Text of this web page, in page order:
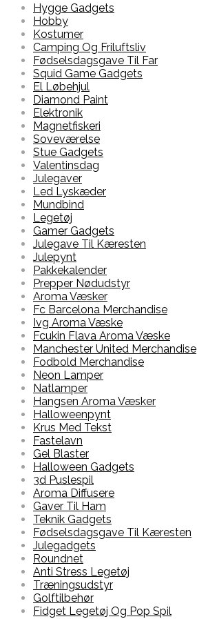
Hygge Gadgets
Hobby
Kostumer
Camping Og Friluftsliv
Fødselsdagsgave Til Far
Squid Game Gadgets
El Løbehjul
Diamond Paint
Elektronik
Magnetfiskeri
Soveværelse
Stue Gadgets
Valentinsdag
Julegaver
Led Lyskæder
Mundbind
Legetøj
Gamer Gadgets
Julegave Til Kæresten
Julepynt
Pakkekalender
Prepper Nødudstyr
Aroma Væsker
Fc Barcelona Merchandise
Ivg Aroma Væske
Fcukin Flava Aroma Væske
Manchester United Merchandise
Fodbold Merchandise
Neon Lamper
Natlamper
Hangsen Aroma Væsker
Halloweenpynt
Krus Med Tekst
Fastelavn
Gel Blaster
Halloween Gadgets
3d Puslespil
Aroma Diffusere
Gaver Til Ham
Teknik Gadgets
Fødselsdagsgave Til Kæresten
Julegadgets
Roundnet
Anti Stress Legetøj
Træningsudstyr
Golftilbehør
Fidget Legetøj Og Pop Spil